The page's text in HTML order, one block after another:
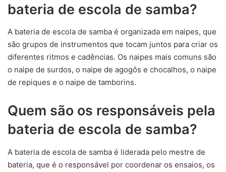
bateria de escola de samba?
A bateria de escola de samba é organizada em naipes, que
são grupos de instrumentos que tocam juntos para criar os
diferentes ritmos e cadências. Os naipes mais comuns são
o naipe de surdos, o naipe de agogôs e chocalhos, o naipe
de repiques e o naipe de tamborins.
Quem são os responsáveis pela
bateria de escola de samba?
A bateria de escola de samba é liderada pelo mestre de
bateria, que é o responsável por coordenar os ensaios, os